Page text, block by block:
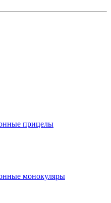
прицелы
монокуляры